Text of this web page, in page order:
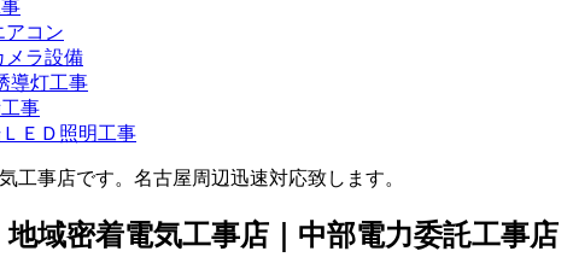
アコン
メラ設備
導灯工事
事
ＥＤ照明工事
工事店です。名古屋周辺迅速対応致します。
域密着電気工事店｜中部電力委託工事店